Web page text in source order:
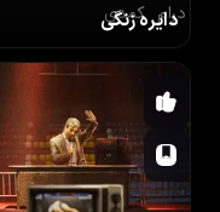
دایره زنگی
درام کمدی